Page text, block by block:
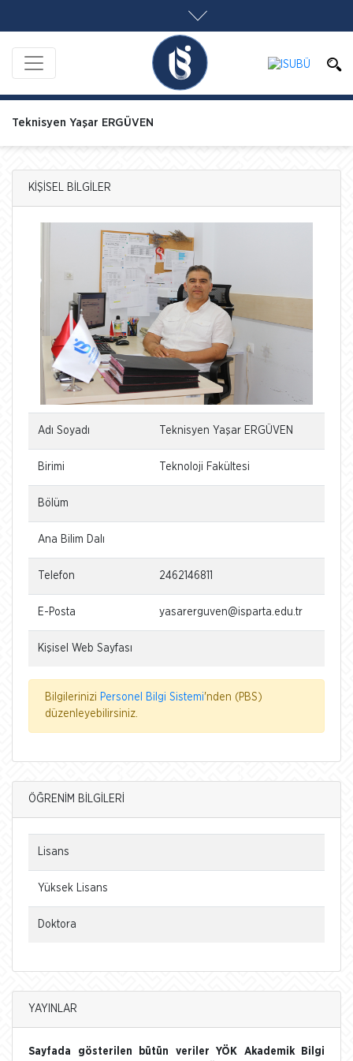
Teknisyen Yaşar ERGÜVEN
KİŞİSEL BİLGİLER
Adı Soyadı Teknisyen Yaşar ERGÜVEN
Birimi Teknoloji Fakültesi
Bölüm
Ana Bilim Dalı
Telefon 2462146811
E-Posta yasarerguven@isparta.edu.tr
Kişisel Web Sayfası
Bilgilerinizi Personel Bilgi Sistemi'nden (PBS)
düzenleyebilirsiniz.
ÖĞRENİM BİLGİLERİ
Lisans
Yüksek Lisans
Doktora
YAYINLAR
Sayfada gösterilen bütün veriler YÖK Akademik Bilgi